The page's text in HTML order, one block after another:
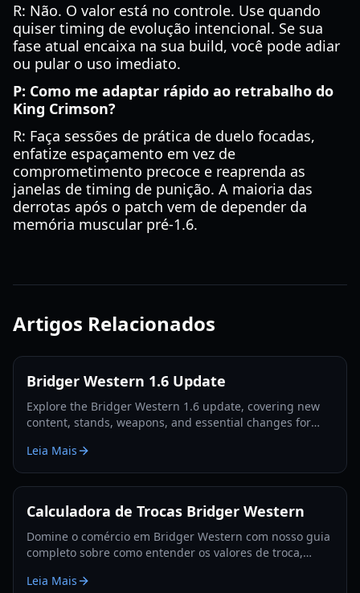
R: Não. O valor está no controle. Use quando
quiser timing de evolução intencional. Se sua
fase atual encaixa na sua build, você pode adiar
ou pular o uso imediato.
P: Como me adaptar rápido ao retrabalho do
King Crimson?
R: Faça sessões de prática de duelo focadas,
enfatize espaçamento em vez de
comprometimento precoce e reaprenda as
janelas de timing de punição. A maioria das
derrotas após o patch vem de depender da
memória muscular pré-1.6.
Artigos Relacionados
Bridger Western 1.6 Update
Explore the Bridger Western 1.6 update, covering new
content, stands, weapons, and essential changes for
Leia Mais
Calculadora de Trocas Bridger Western
Domine o comércio em Bridger Western com nosso guia
completo sobre como entender os valores de troca,
informadas.
Leia Mais